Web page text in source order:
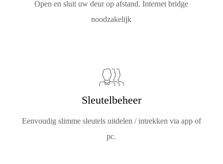
Open en sluit uw deur op afstand. Internet bridge
noodzakelijk
Sleutelbeheer
Eenvoudig slimme sleutels uitdelen / intrekken via app of
pc.